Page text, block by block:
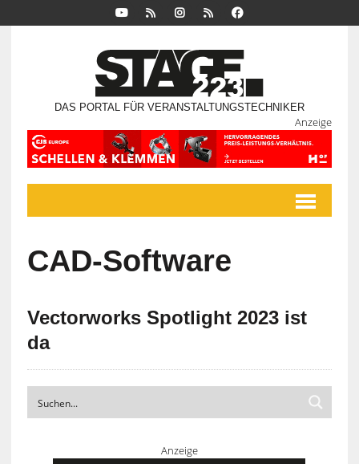
DAS PORTAL FÜR VERANSTALTUNGSTECHNIKER
Anzeige
CAD-Software
Vectorworks Spotlight 2023 ist
da
Anzeige